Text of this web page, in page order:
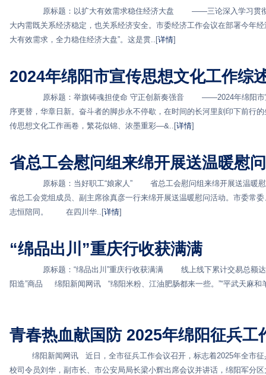
原标题：以扩大有效需求稳住经济大盘 ——三论深入学习贯
大内需既关系经济稳定，也关系经济安全。市委经济工作会议在部署今年
大有效需求，全力稳住经济大盘”。这是贯..[详情]
2024年绵阳市宣传思想文化工作综
原标题：举旗铸魂担使命 守正创新奏强音 ——2024年绵阳市
序更替，华章日新。奋斗者的脚步永不停歇，在时间的长河里刻印下前
传思想文化工作画卷，繁花似锦、浓墨重彩—&..[详情]
省总工会慰问组来绵开展送温暖慰
原标题：当好职工“娘家人” 省总工会慰问组来绵开展送温暖慰
省总工会党组成员、副主席徐真彦一行来绵开展送温暖慰问活动。市委常
志恒陪同。 在四川华..[详情]
“绵品出川”重庆行收获满满
原标题：“绵品出川”重庆行收获满满 线上线下累计交易总额达
阳造”商品 绵阳新闻网讯 “绵阳米粉、江油肥肠都来一些。”“平武天麻和
青春热血献国防 2025年绵阳征兵工
绵阳新闻网讯 近日，全市征兵工作会议召开，标志着2025年全市征
校司令员刘华，副市长、市公安局局长梁小辉出席会议并讲话，绵阳军分